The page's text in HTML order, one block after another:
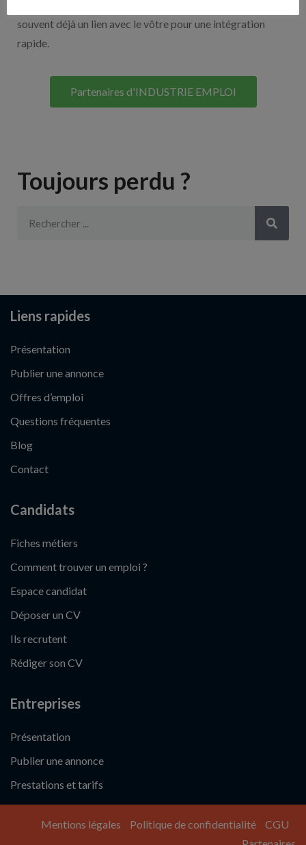
souvent déjà un lien avec le vôtre pour une intégration
rapide.
Partenaires d'INDUSTRIE EMPLOI
Toujours perdu ?
Liens rapides
Présentation
Publier une annonce
Offres d’emploi
Questions fréquentes
Blog
Contact
Candidats
Fiches métiers
Comment trouver un emploi ?
Espace candidat
Déposer un CV
Ils recrutent
Rédiger son CV
Entreprises
Présentation
Publier une annonce
Prestations et tarifs
Mentions légales Politique de confidentialité
CGU